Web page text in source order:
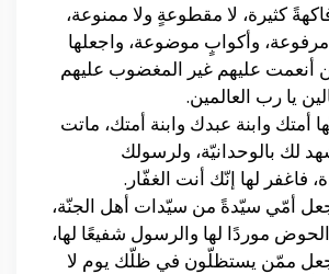
كثيرة، لا مقطوعةٍ ولا ممنوعة،
وأكوابٍ موضوعة، واجعلها
أنعمت عليهم غير المغضوب عليهم
يا رب العالمين.
أمتك وابنة عبدك وابنة أمتك، ماتت
لك بالوحدانيّة، ولرسولك
فاغفر لها إنّك أنت الغفّار.
أمّي سيّدةً من سيّدات أهل الجنّة،
موردًا لها والرسول شفيعًا لها،
ممّن يستظلّون في ظلّك يوم لا